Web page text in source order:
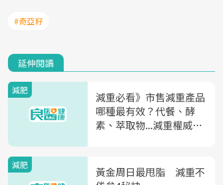
#奇亞籽
延伸閱讀
減肥
減重必看》市售減重產品
哪種最有效？代餐、酵
素、萃取物...減重權威一
減肥
黃金周日最甩脂 減重不